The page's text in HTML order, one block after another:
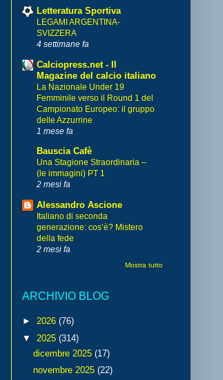
Letteratura Sportiva
LEGAMI ARGENTINA-
SVIZZERA
4 settimane fa
Calciopress.net - Il
Magazine del calcio italiano
La Nazionale Under 19
Femminile verso il Round 1 del
Campionato Europeo: il gruppo
delle Azzurrine
1 mese fa
Bauscia Cafè
Una Stagione Straordinaria –
(le immagini) PT 1
2 mesi fa
Alessandro Ascione
Italiano di seconda
generazione: cos’è? Mistero
della fede
2 mesi fa
Mostra tutto
ARCHIVIO BLOG
► 2026 (76)
▼ 2025 (314)
dicembre 2025 (17)
novembre 2025 (22)